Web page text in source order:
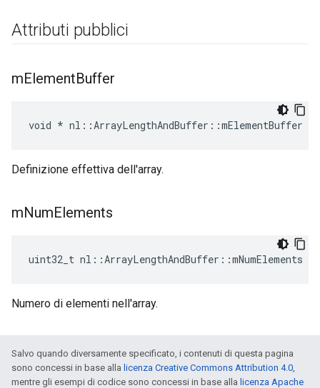
Attributi pubblici
mElementBuffer
void * nl::ArrayLengthAndBuffer::mElementBuffer
Definizione effettiva dell'array.
mNumElements
uint32_t nl::ArrayLengthAndBuffer::mNumElements
Numero di elementi nell'array.
Salvo quando diversamente specificato, i contenuti di questa pagina
sono concessi in base alla licenza Creative Commons Attribution 4.0,
mentre gli esempi di codice sono concessi in base alla licenza Apache